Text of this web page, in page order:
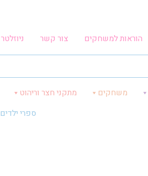
הוראות למשחקים צור קשר ניוזלטר
משחקים מתקני חצר וריהוט
ספרי ילדים